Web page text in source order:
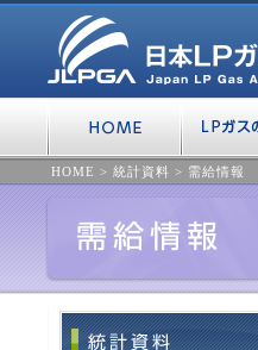
HOME > 統計資料 > 需給情報